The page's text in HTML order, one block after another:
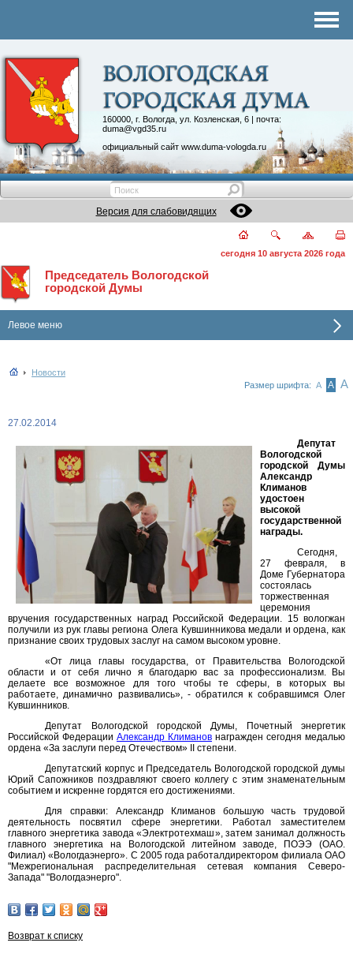
160000, г. Вологда, ул. Козленская, 6 | почта:
duma@vgd35.ru
официальный сайт www.duma-vologda.ru
Контакты
Депутатские объединения
Версия для слабовидящих
сегодня 10 августа 2026 года
Председатель Вологодской
городской Думы
Левое меню
Новости
Размер шрифта: А А А
27.02.2014
Депутат
Вологодской
городской Думы
Александр
Климанов
удостоен
высокой
государственной
награды.
Сегодня,
27 февраля, в
Доме Губернатора
состоялась
торжественная
церемония
вручения государственных наград Российской Федерации. 15 вологжан
получили из рук главы региона Олега Кувшинникова медали и ордена, как
признание своих трудовых заслуг на самом высоком уровне.
«От лица главы государства, от Правительства Вологодской
области и от себя лично я благодарю вас за профессионализм. Вы
делаете все возможное для того чтобы те сферы, в которых вы
работаете, динамично развивались», - обратился к собравшимся Олег
Кувшинников.
Депутат Вологодской городской Думы, Почетный энергетик
Российской Федерации Александр Климанов награжден сегодня медалью
ордена «За заслуги перед Отечеством» II степени.
Депутатский корпус и Председатель Вологодской городской думы
Юрий Сапожников поздравляют своего коллегу с этим знаменательным
событием и искренне гордятся его достижениями.
Для справки: Александр Климанов большую часть трудовой
деятельность посвятил сфере энергетики. Работал заместителем
главного энергетика завода «Электротехмаш», затем занимал должность
главного энергетика на Вологодской литейном заводе, ПОЭЭ (ОАО.
Филиал) «Вологдаэнерго». С 2005 года работалдиректором филиала ОАО
"Межрегиональная распределительная сетевая компания Северо-
Запада" "Вологдаэнерго".
Возврат к списку